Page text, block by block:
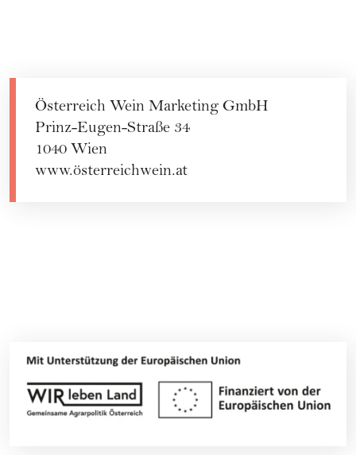
Österreich Wein Marketing GmbH
Prinz-Eugen-Straße 34
1040 Wien
www.österreichwein.at